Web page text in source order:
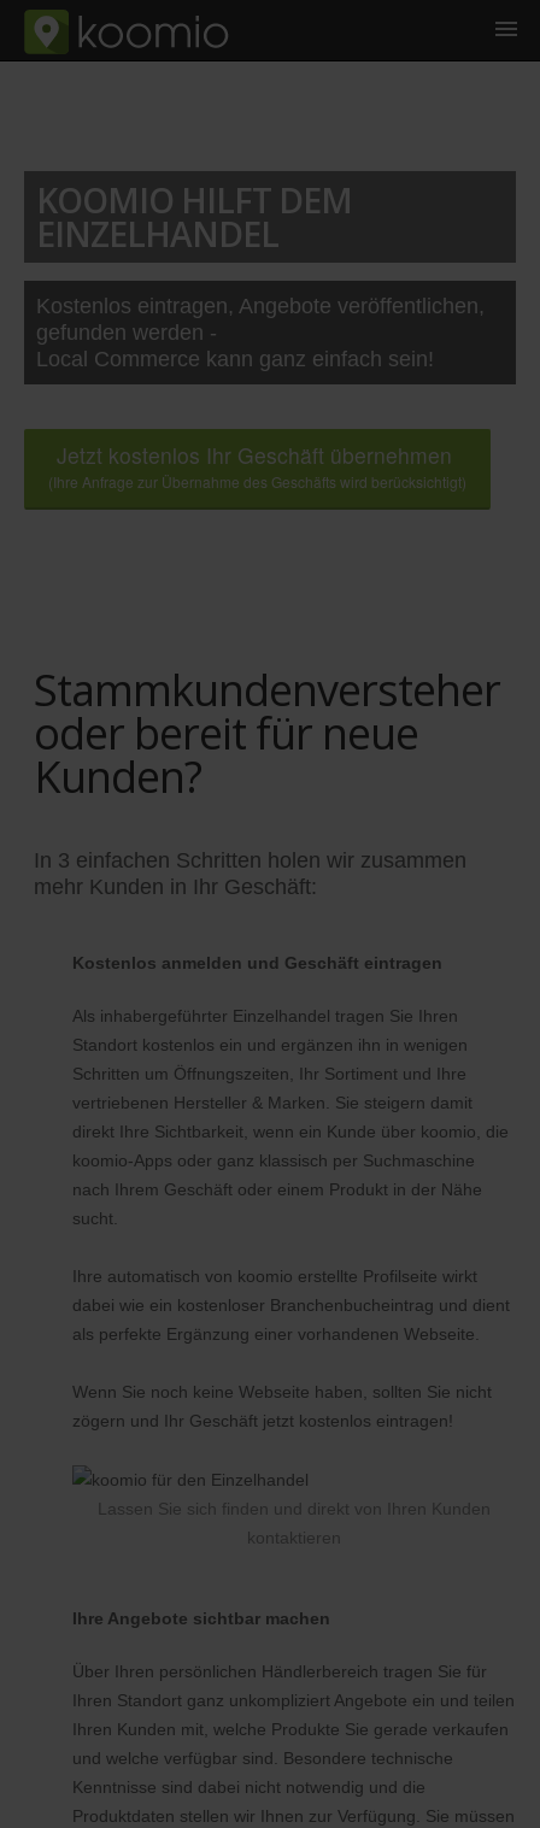
KOOMIO HILFT DEM
EINZELHANDEL
Kostenlos eintragen, Angebote veröffentlichen,
gefunden werden -
Local Commerce kann ganz einfach sein!
Jetzt kostenlos Ihr Geschäft übernehmen
(Ihre Anfrage zur Übernahme des Geschäfts wird berücksichtigt)
Stammkundenversteher
oder bereit für neue
Kunden?
In 3 einfachen Schritten holen wir zusammen
mehr Kunden in Ihr Geschäft:
Kostenlos anmelden und Geschäft eintragen
Als inhabergeführter Einzelhandel tragen Sie Ihren
Standort kostenlos ein und ergänzen ihn in wenigen
Schritten um Öffnungszeiten, Ihr Sortiment und Ihre
vertriebenen Hersteller & Marken. Sie steigern damit
direkt Ihre Sichtbarkeit, wenn ein Kunde über koomio, die
koomio-Apps oder ganz klassisch per Suchmaschine
nach Ihrem Geschäft oder einem Produkt in der Nähe
sucht.
Ihre automatisch von koomio erstellte Profilseite wirkt
dabei wie ein kostenloser Branchenbucheintrag und dient
als perfekte Ergänzung einer vorhandenen Webseite.
Wenn Sie noch keine Webseite haben, sollten Sie nicht
zögern und Ihr Geschäft jetzt kostenlos eintragen!
Lassen Sie sich finden und direkt von Ihren Kunden
kontaktieren
Ihre Angebote sichtbar machen
Über Ihren persönlichen Händlerbereich tragen Sie für
Ihren Standort ganz unkompliziert Angebote ein und teilen
Ihren Kunden mit, welche Produkte Sie gerade verkaufen
und welche verfügbar sind. Besondere technische
Kenntnisse sind dabei nicht notwendig und die
Produktdaten stellen wir Ihnen zur Verfügung. Sie müssen